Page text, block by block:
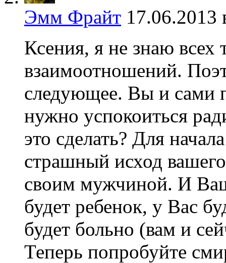
Эмм Фрайт 17.06.2013
Ксения, я не знаю всех
взаимоотношений.
следующее. Вы и сами
нужно успокоиться
это сделать? Для
страшный исход
своим мужчиной. И
будет ребенок, у Вас
будет больно (вам и
Теперь попробуйте